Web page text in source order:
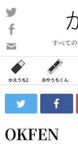
コ
ン
ン
ツ
ス
ッ
すべて
い
合
わ
フ
ォ
ム
かえうち2 おやうちくん
OKFEN